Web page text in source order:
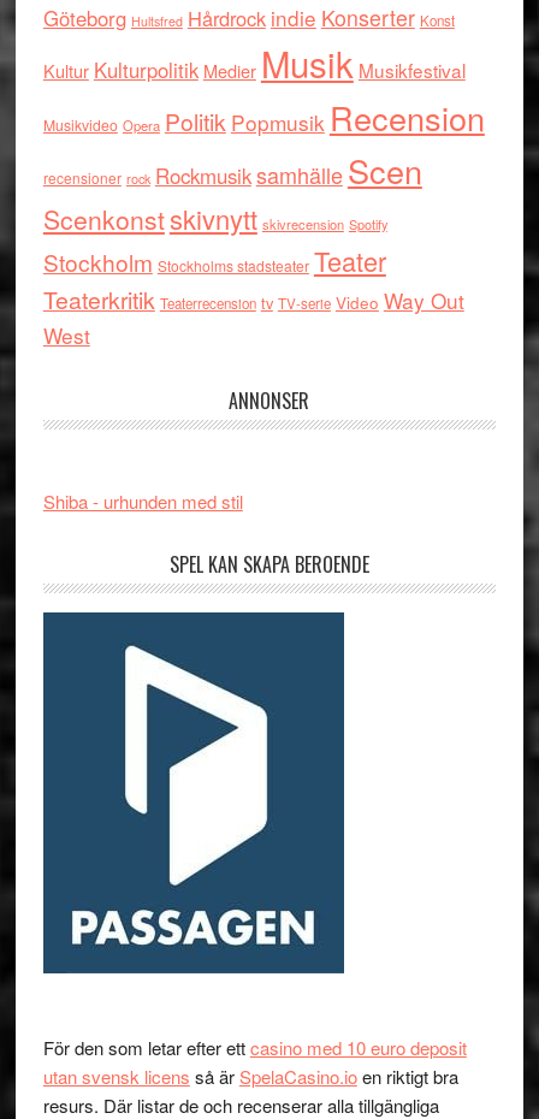
Göteborg Hultsfred Hårdrock indie Konserter Konst
Kultur Kulturpolitik Medier Musik Musikfestival
Musikvideo Opera Politik Popmusik Recension
recensioner rock RockmusiksamhälleScen
Scenkonstskivnytt skivrecension Spotify
Stockholm Stockholms stadsteater Teater
Teaterkritik Teaterrecension tv TV-serie Video Way Out
West
ANNONSER
Shiba - urhunden med stil
SPEL KAN SKAPA BEROENDE
För den som letar efter ettcasino med 10 euro deposit
utan svensk licens så ärSpelaCasino.ioen riktigt bra
resurs. Där listar de och recenserar alla tillgängliga